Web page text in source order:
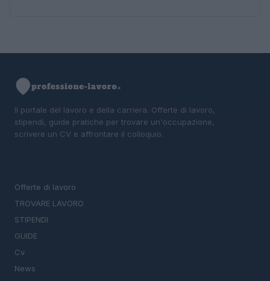
Il portale del lavoro e della carriera. Offerte di lavoro,
stipendi, guide pratiche per trovare un'occupazione,
scrivere un CV e affrontare il colloquio.
Offerte di lavoro
TROVARE LAVORO
STIPENDI
GUIDE
Cv
News